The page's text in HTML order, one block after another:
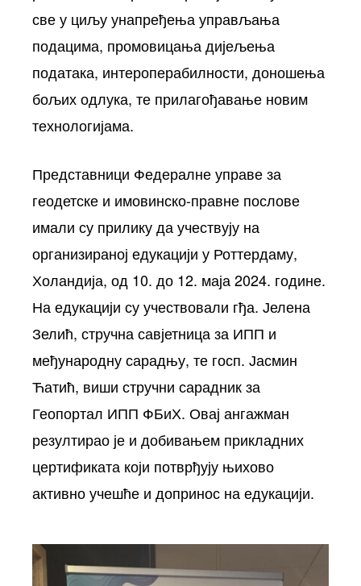
све у циљу унапређења управљања
подацима, промовицања дијељења
података, интероперабилности, доношења
бољих одлука, те прилагођавање новим
технологијама.
Представници Федералне управе за
геодетске и имовинско-правне послове
имали су прилику да учествују на
организираној едукацији у Роттердаму,
Холандија, од 10. до 12. маја 2024. године.
На едукацији су учествовали гђа. Јелена
Зелић, стручна савјетница за ИПП и
међународну сарадњу, те госп. Јасмин
Ћатић, виши стручни сарадник за
Геопортал ИПП ФБиХ. Овај ангажман
резултирао је и добивањем прикладних
цертификата који потврђују њихово
активно учешће и допринос на едукацији.